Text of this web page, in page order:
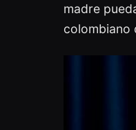
madre
colombiano